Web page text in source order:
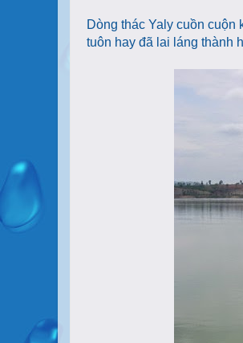
Dòng thác Yaly cuồn
tuôn hay đã lai láng thành